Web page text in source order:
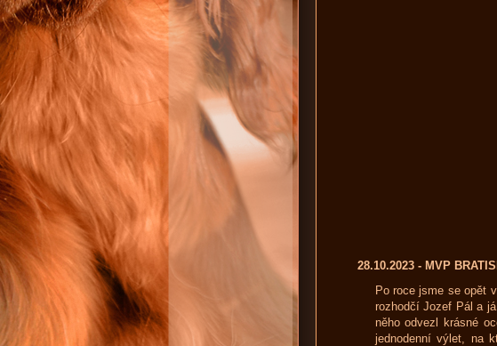
28.10.2023 - MVP
Po roce jsme se opět
rozhodčí Jozef Pál a
něho odvezl krásné
jednodenní výlet, na